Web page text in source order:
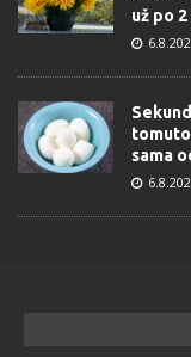
už po
sama